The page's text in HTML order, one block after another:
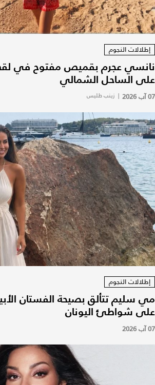
إطلالات النجوم
نانسي عجرم بقميص مفتوح في
على الساحل الشمالي
07 آب 2026 | زينب طليس
إطلالات النجوم
مي سليم تتألق بصيحة الفستان
على شواطئ اليونان
07 آب 2026